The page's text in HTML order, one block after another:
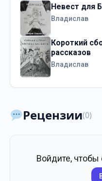
Невест для
Владислав
Короткий
рассказов
Владислав
Рецензии(0)
Войдите, чтобы